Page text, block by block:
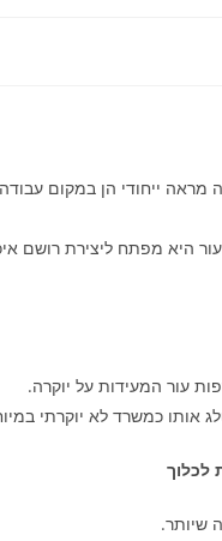
ייחודי הן במקום
היא מפתח ליצירת רושם
עור המעידות על יוקרה.
אותו כמשרד לא יוקרתי
לכלוך
שיותר.